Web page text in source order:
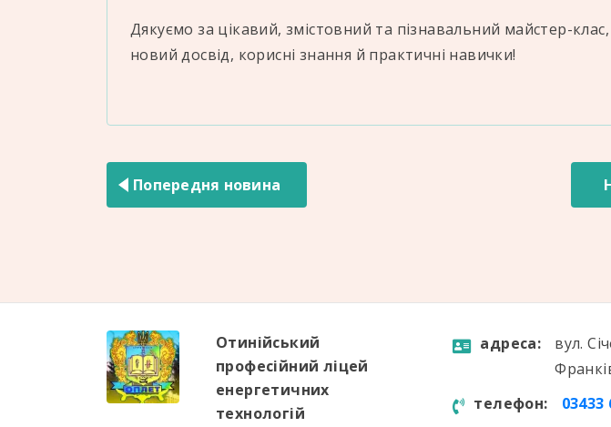
Дякуємо за цікавий, змістовний та пізнавальний майстер-
новий досвід, корисні знання й практичні навички!
записів
Попередня новина
Отинійський
професійний ліцей
енергетичних
технологій
aдресa:
вул.
телефон:
03433